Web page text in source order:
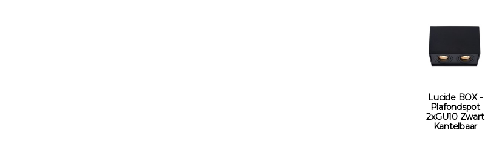
Lucide BOX -
Plafondspot
2xGU10 Zwart
Kantelbaar